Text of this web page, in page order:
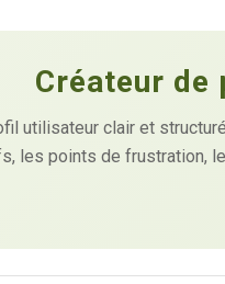
Créateur
utilisateur clair et
les points de frustration,